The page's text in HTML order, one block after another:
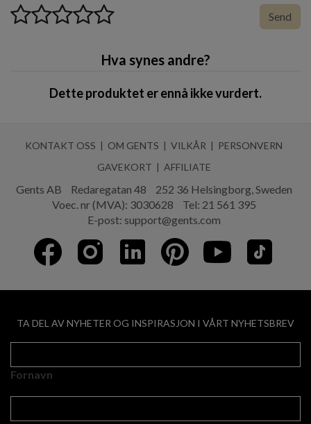
Send
Hva synes andre?
Dette produktet er ennå ikke vurdert.
KONTAKT OSS OM GENTS VILKÅR
PERSONVERN
GAVEKORT
AFFILIATE
Gents AB Redaregatan 48
252 36 Helsingborg, Sweden
Voec. nr (MVA): 3030628
Tel: 21 561 395
E-post: support@gents.com
TA DEL AV NYHETER OG INSPIRASJON I VÅRT NYHETSBREV
Fornavn